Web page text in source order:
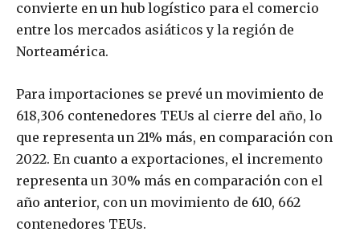
convierte en un hub logístico para el comercio
entre los mercados asiáticos y la región de
Norteamérica.
Para importaciones se prevé un movimiento de
618,306 contenedores TEUs al cierre del año, lo
que representa un 21% más, en comparación con
2022. En cuanto a exportaciones, el incremento
representa un 30% más en comparación con el
año anterior, con un movimiento de 610, 662
contenedores TEUs.